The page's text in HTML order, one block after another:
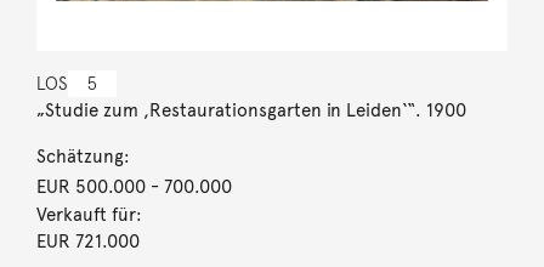
LOS 5
„Studie zum ,Restaurationsgarten in Leiden‘“. 1900
Schätzung:
EUR 500.000- 700.000
Verkauft für:
EUR 721.000